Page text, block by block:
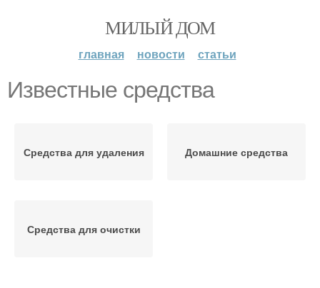
МИЛЫЙ ДОМ
главная новости статьи
Известные средства
Средства для удаления Домашние средства
Средства для очистки